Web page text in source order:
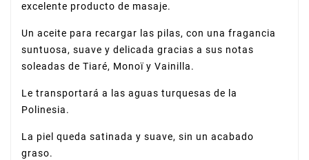
excelente producto de masaje.
Un aceite para recargar las pilas, con una fragancia
suntuosa, suave y delicada gracias a sus notas
soleadas de Tiaré, Monoï y Vainilla.
Le transportará a las aguas turquesas de la
Polinesia.
La piel queda satinada y suave, sin un acabado
graso.